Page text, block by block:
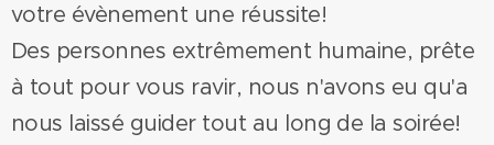
votre évènement une réussite!
Des personnes extrêmement humaine, prête
à tout pour vous ravir, nous n'avons eu qu'a
nous laissé guider tout au long de la soirée!